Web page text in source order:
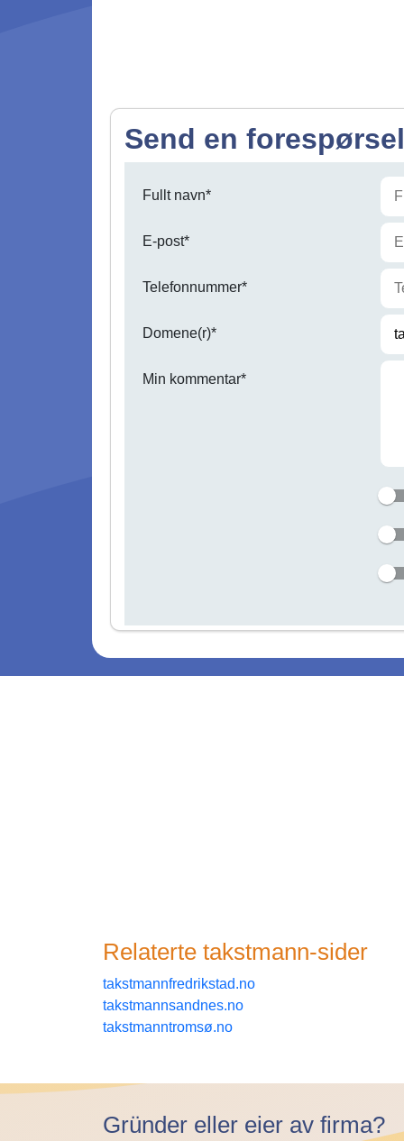
Send en
Fullt navn*
E-post*
Telefonnummer*
Domene(r)*
Min kommentar*
Relaterte takstmann-sider
takstmannfredrikstad.no
takstmannsandnes.no
takstmanntromsø.no
Gründer eller eier av firma?